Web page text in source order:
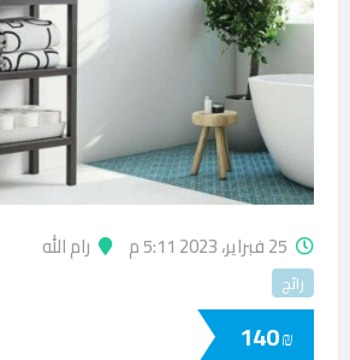
25 فبراير، 2023 5:11 م رام الله
رائج
140₪